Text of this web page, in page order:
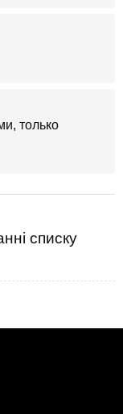
только
списку